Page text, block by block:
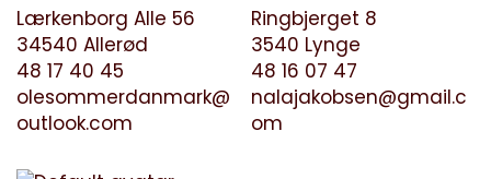
Lærkenborg Alle 56
34540 Allerød
48 17 40 45
olesommerdanmark@
outlook.com
Ringbjerget 8
3540 Lynge
48 16 07 47
nalajakobsen@gmail.c
om